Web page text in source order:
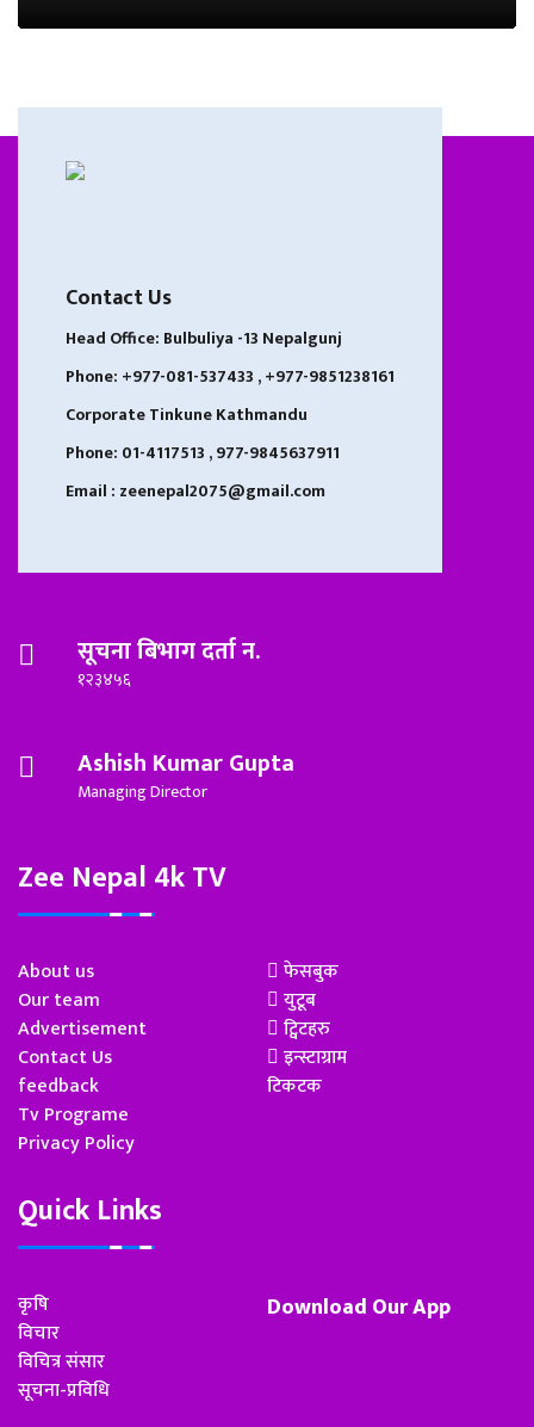
Contact Us
Head Office: Bulbuliya -13 Nepalgunj
Phone: +977-081-537433 , +977-9851238161
Corporate Tinkune Kathmandu
Phone: 01-4117513 , 977-9845637911
Email : zeenepal2075@gmail.com
सूचना बिभाग दर्ता न.
१२३४५६
Ashish Kumar Gupta
Managing Director
Zee Nepal 4k TV
About us
Our team
Advertisement
Contact Us
feedback
Tv Programe
Privacy Policy
फेसबुक
युटूब
ट्विटहरु
इन्स्टाग्राम
टिकटक
Quick Links
कृषि
विचार
विचित्र संसार
सूचना-प्रविधि
Download Our App